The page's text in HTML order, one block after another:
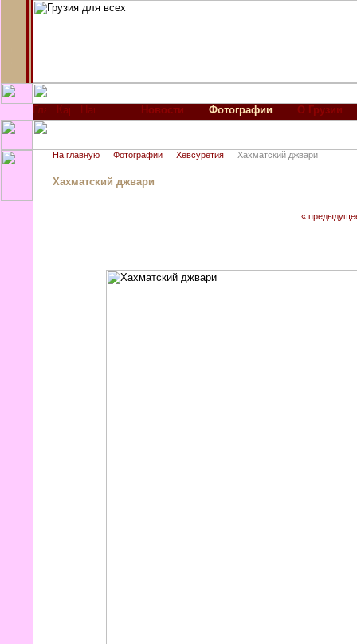
Новости Фотографии О Грузии
На главную Фотографии Хевсуретия Хахматский джвари
Хахматский джвари
«